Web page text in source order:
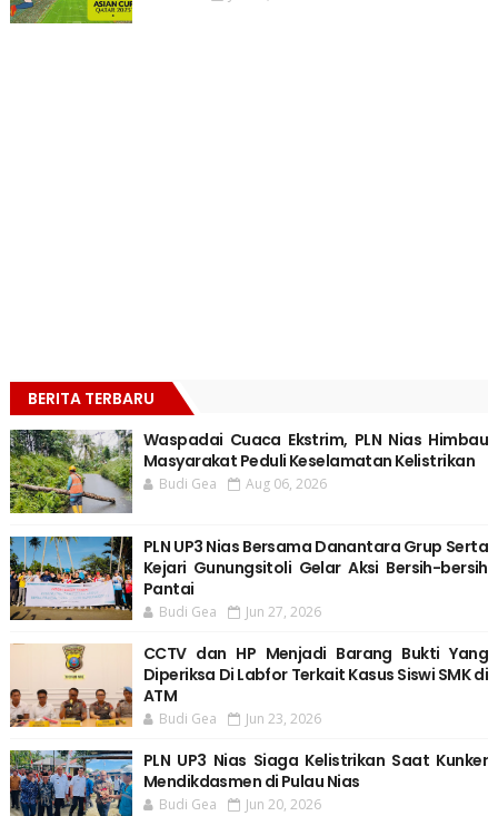
BERITA TERBARU
Waspadai Cuaca Ekstrim, PLN Nias Himbau
Masyarakat Peduli Keselamatan Kelistrikan
Budi Gea Aug 06, 2026
PLN UP3 Nias Bersama Danantara Grup Serta
Kejari Gunungsitoli Gelar Aksi Bersih-bersih
Pantai
Budi Gea Jun 27, 2026
CCTV dan HP Menjadi Barang Bukti Yang
Diperiksa Di Labfor Terkait Kasus Siswi SMK di
ATM
Budi Gea Jun 23, 2026
PLN UP3 Nias Siaga Kelistrikan Saat Kunker
Mendikdasmen di Pulau Nias
Budi Gea Jun 20, 2026